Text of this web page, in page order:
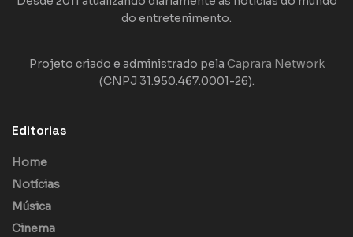
do entretenimento.
Projeto criado e administrado pela Caprara Network
(CNPJ 31.950.467.0001-26).
Editorias
Home
Notícias
Música
Cinema